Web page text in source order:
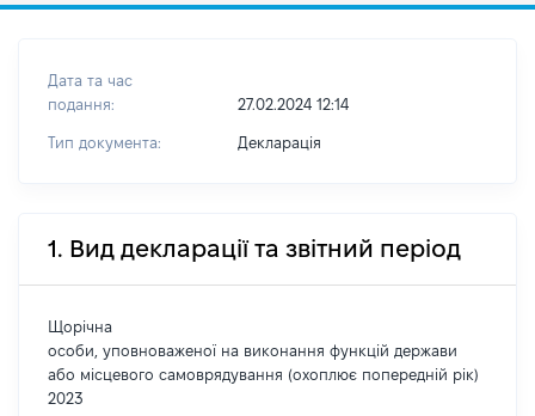
Дата та час
подання:
27.02.2024 12:14
Тип документа: Декларація
1. Вид декларації та звітний період
Щорічна
особи, уповноваженої на виконання функцій держави
або місцевого самоврядування (охоплює попередній рік)
2023